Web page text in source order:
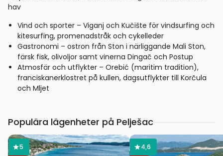
hav
Vind och sporter – Viganj och Kučište för vindsurfing och
kitesurfing, promenadstråk och cykelleder
Gastronomi – ostron från Ston i närliggande Mali Ston,
färsk fisk, olivoljor samt vinerna Dingač och Postup
Atmosfär och utflykter – Orebić (maritim tradition),
franciskanerklostret på kullen, dagsutflykter till Korčula
och Mljet
Populära lägenheter på Pelješac
5
4,6